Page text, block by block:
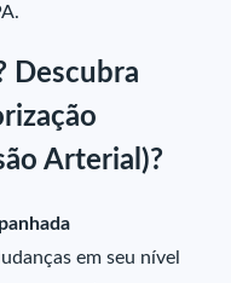
Descubra
Arterial)?
em seu nível